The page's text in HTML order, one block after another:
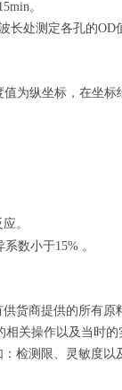
。
长处测定各孔的OD
值为纵坐标，在坐标
。
系数小于15% 。
货商提供的所有
关操作以及当时
检测限、灵敏度